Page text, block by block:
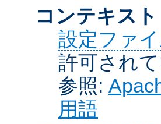
コンテキスト
設定ファ
許可されて
参照:
用語